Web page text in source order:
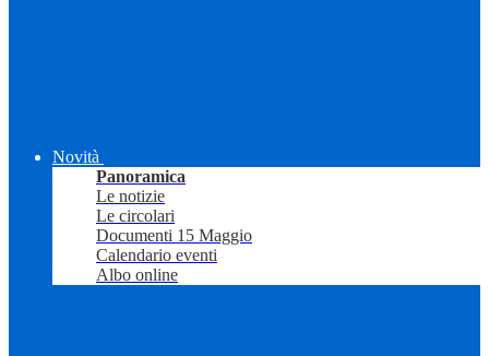
Novità
Panoramica
Le notizie
Le circolari
Documenti 15 Maggio
Calendario eventi
Albo online